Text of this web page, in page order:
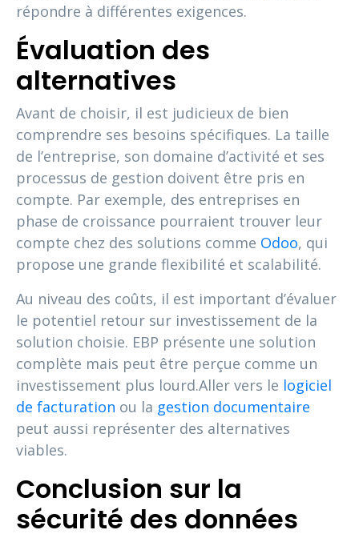
répondre à différentes exigences.
Évaluation des
alternatives
Avant de choisir, il est judicieux de bien
comprendre ses besoins spécifiques. La taille
de l’entreprise, son domaine d’activité et ses
processus de gestion doivent être pris en
compte. Par exemple, des entreprises en
phase de croissance pourraient trouver leur
compte chez des solutions comme Odoo, qui
propose une grande flexibilité et scalabilité.
Au niveau des coûts, il est important d’évaluer
le potentiel retour sur investissement de la
solution choisie. EBP présente une solution
complète mais peut être perçue comme un
investissement plus lourd.Aller vers le logiciel
de facturation ou la gestion documentaire
peut aussi représenter des alternatives
viables.
Conclusion sur la
sécurité des données